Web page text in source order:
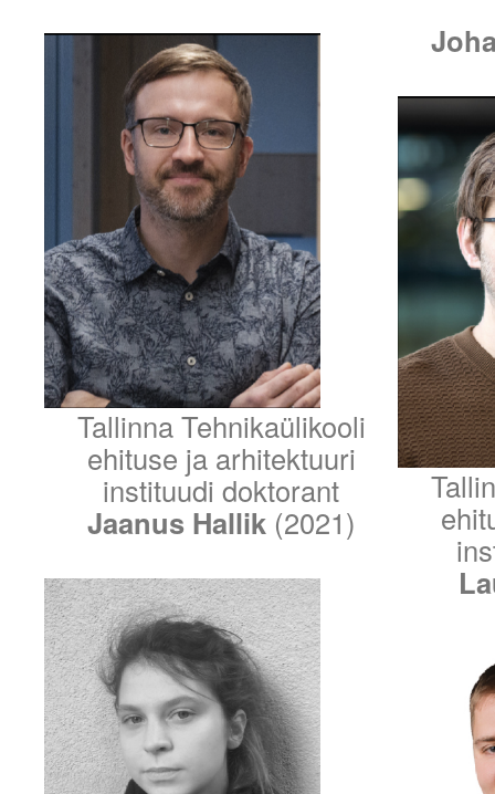
Tallinna Tehnikaülikooli
ehituse ja arhitektuuri
instituudi doktorant
Jaanus Hallik(2021)